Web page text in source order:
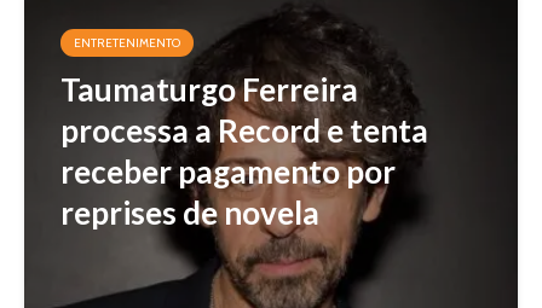
ENTRETENIMENTO
Taumaturgo Ferreira
processa a Record e tenta
receber pagamento por
reprises de novela